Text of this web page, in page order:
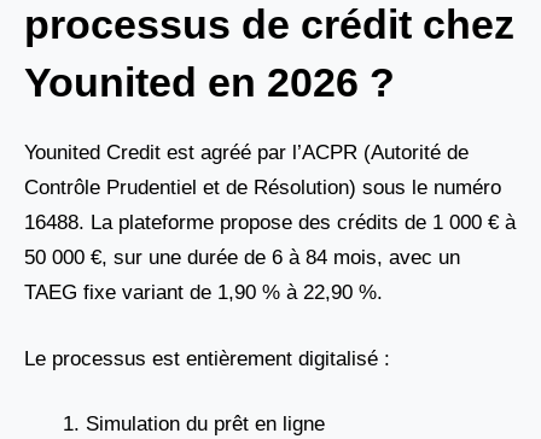
processus de crédit chez
Younited en 2026 ?
Younited Credit est agréé par l’ACPR (Autorité de
Contrôle Prudentiel et de Résolution) sous le numéro
16488. La plateforme propose des crédits de 1 000 € à
50 000 €, sur une durée de 6 à 84 mois, avec un
TAEG fixe variant de 1,90 % à 22,90 %.
Le processus est entièrement digitalisé :
Simulation du prêt en ligne